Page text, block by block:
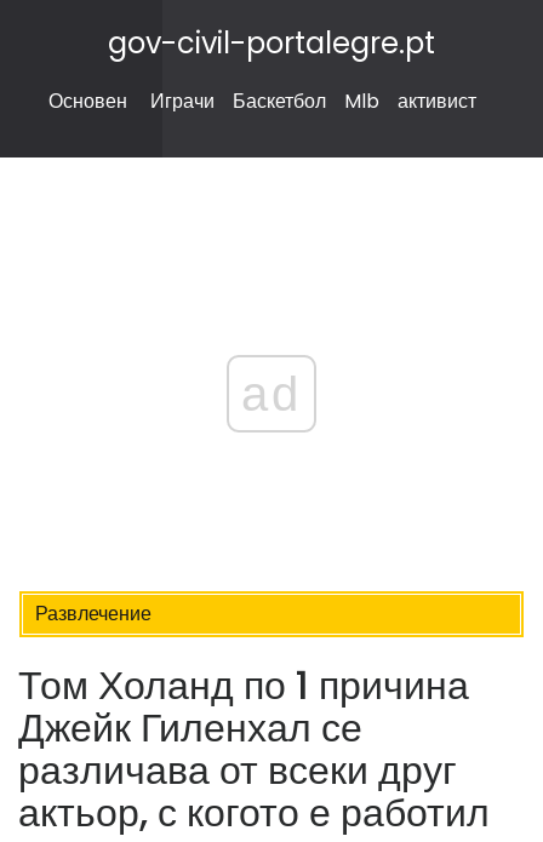
gov-civil-portalegre.pt
Основен Играчи Баскетбол Mlb активист
ad
Развлечение
Том Холанд по 1 причина
Джейк Гиленхал се
различава от всеки друг
актьор, с когото е работил